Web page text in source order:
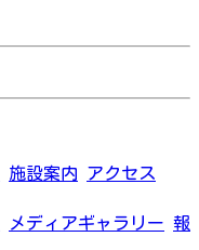
施設案内 アクセス
メディアギャラリー 報